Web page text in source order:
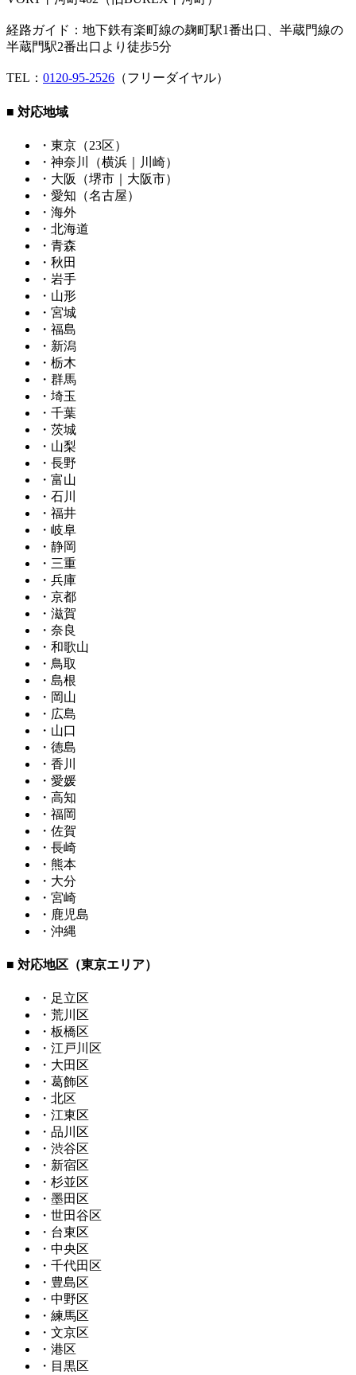
経路ガイド：地下鉄有楽町線の麹町駅1番出口、半蔵門線の
半蔵門駅2番出口より徒歩5分
TEL： 0120-95-2526 （フリーダイヤル）
■ 対応地域
・東京（23区）
・神奈川（横浜｜川崎）
・大阪（堺市｜大阪市）
・愛知（名古屋）
・海外
・北海道
・青森
・秋田
・岩手
・山形
・宮城
・福島
・新潟
・栃木
・群馬
・埼玉
・千葉
・茨城
・山梨
・長野
・富山
・石川
・福井
・岐阜
・静岡
・三重
・兵庫
・京都
・滋賀
・奈良
・和歌山
・鳥取
・島根
・岡山
・広島
・山口
・徳島
・香川
・愛媛
・高知
・福岡
・佐賀
・長崎
・熊本
・大分
・宮崎
・鹿児島
・沖縄
■ 対応地区（東京エリア）
・足立区
・荒川区
・板橋区
・江戸川区
・大田区
・葛飾区
・北区
・江東区
・品川区
・渋谷区
・新宿区
・杉並区
・墨田区
・世田谷区
・台東区
・中央区
・千代田区
・豊島区
・中野区
・練馬区
・文京区
・港区
・目黒区